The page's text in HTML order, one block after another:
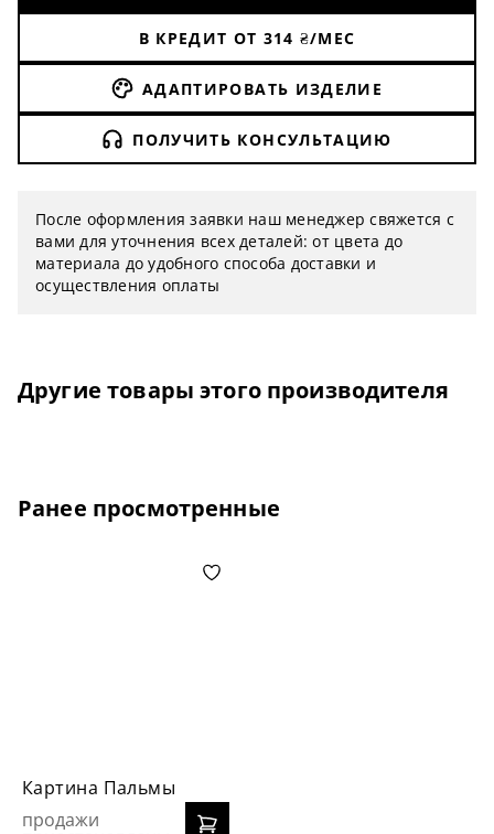
В КРЕДИТ ОТ 314 ₴/МЕС
АДАПТИРОВАТЬ ИЗДЕЛИЕ
ПОЛУЧИТЬ КОНСУЛЬТАЦИЮ
После оформления заявки наш менеджер свяжется с
вами для уточнения всех деталей: от цвета до
материала до удобного способа доставки и
осуществления оплаты
Другие товары этого производителя
Ранее просмотренные
Картина Пальмы
продажи